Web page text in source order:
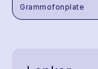
Grammofonplate